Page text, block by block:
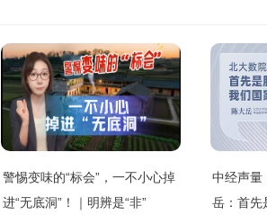
警惕变味的“标会”，一不小心掉
进“无底洞”！｜明辨是“非”
中经声量
岳：首先